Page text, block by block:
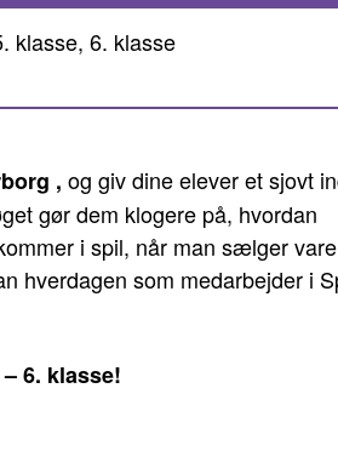
klasse, 6. klasse
, og giv dine elever et sjovt
gør dem klogere på, hvordan
i spil, når man sælger
hverdagen som medarbejder i
6. klasse!